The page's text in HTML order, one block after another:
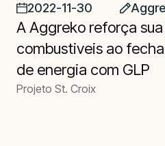
2022-11-30
A Aggreko reforça
combustiveis ao
de energia com GLP
Projeto St. Croix